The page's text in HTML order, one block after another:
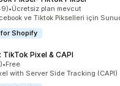
üzerinden
değerlendirme
•Ücretsiz plan mevcut
ve Tiktok Pikselleri için
Shopify
TikTok Pixel & CAPI
üzerinden
değerlendirme
•Free
with Server Side Tracking (CAPI)